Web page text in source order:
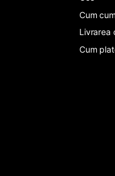
Cum
Livrarea
Cum